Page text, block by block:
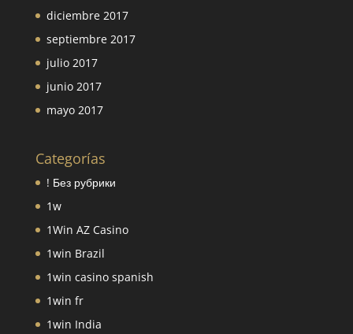
diciembre 2017
septiembre 2017
julio 2017
junio 2017
mayo 2017
Categorías
! Без рубрики
1w
1Win AZ Casino
1win Brazil
1win casino spanish
1win fr
1win India